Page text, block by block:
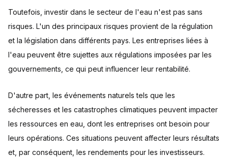
Toutefois, investir dans le secteur de l'eau n'est pas sans
risques. L'un des principaux risques provient de la régulation
et la législation dans différents pays. Les entreprises liées à
l'eau peuvent être sujettes aux régulations imposées par les
gouvernements, ce qui peut influencer leur rentabilité.
D'autre part, les événements naturels tels que les
sécheresses et les catastrophes climatiques peuvent impacter
les ressources en eau, dont les entreprises ont besoin pour
leurs opérations. Ces situations peuvent affecter leurs résultats
et, par conséquent, les rendements pour les investisseurs.